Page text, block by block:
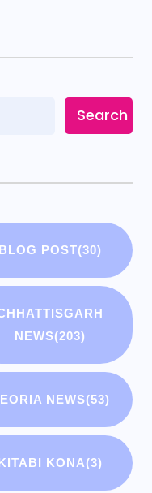
Search
BLOG POST(30)
NEWS(203)
NEWS(53)
KONA(3)